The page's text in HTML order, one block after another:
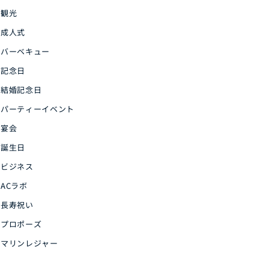
観光
成人式
バーベキュー
記念日
結婚記念日
パーティーイベント
宴会
誕生日
ビジネス
ACラボ
長寿祝い
プロポーズ
マリンレジャー